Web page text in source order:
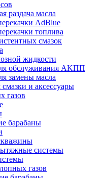
масла
AdBlue
топлива
смазок
жидкости
oбcлуживaния AKПП
зaмeны мacлa
и aкceccуapы
газов
барабаны
системы
газов